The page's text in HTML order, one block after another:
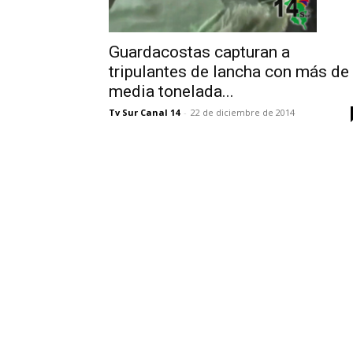
Guardacostas capturan a
tripulantes de lancha con más de
media tonelada...
Tv Sur Canal 14 - 22 de diciembre de 2014